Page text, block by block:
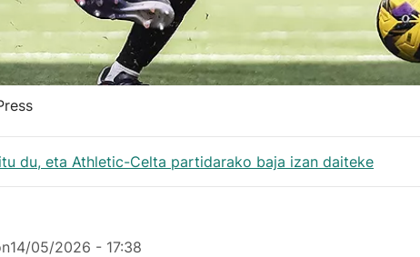
du, eta Athletic-Celta partidarako baja izan daiteke
14/05/2026 - 17:38